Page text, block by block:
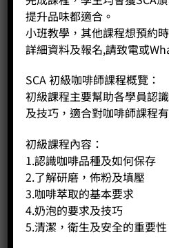
提升品味都適合。
小班教學，其他課程想預約
詳細資料及報名,請致電或
SCA 初級咖啡師課程概覽：
初級課程主要幫助各學員認
及技巧，適合對咖啡師課程
初級課程內容：
1.認識咖啡品種及如何保存
2.了解研磨，佈粉及填壓
3.咖啡萃取的基本要求
4.奶泡的要求及技巧
5.清潔，衛生及安全的重要性